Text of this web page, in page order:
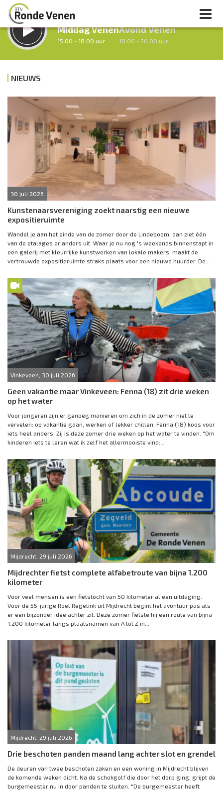
LUISTER LIVE:
Middag Venen
15.00 - 18.00 uur
Avond Venen
18.00 - 20.00 uur
Vorig uur Volgend uur
Inklappen
NIEUWS
30 juli 2026
Kunstenaarsvereniging zoekt naarstig een nieuwe
expositieruimte
Wandel je aan het einde van de zomer door de Lindeboom, dan ziet één
van de etalages er anders uit. Waar je nu nog 's weekends binnenstapt in
een galerij met kleurrijke kunstwerken van lokale makers, maakt de
vertrouwde expositieruimte straks plaats voor een nieuwe huurder. De...
Vinkeveen, 30 juli 2026
Geen vakantie maar Vinkeveen: Fenna (18) zit drie weken
op het water
Voor jongeren zijn er genoeg manieren om zich in de zomer niet te
vervelen: op vakantie gaan, werken of lekker chillen. Fenna (18) koos voor
iets heel anders. Zij is deze zomer drie weken op het water te vinden. "Om
kinderen iets te leren wat ik zelf het allermooiste vind:...
Mijdrecht, 29 juli 2026
Mijdrechter fietst complete alfabetroute van bijna 1.200
kilometer
Voor veel mensen is een fietstocht van 50 kilometer al een uitdaging.
Voor de 55-jarige Roel Regelink uit Mijdrecht begint het avontuur pas als
er een bijzonder idee achter zit. Deze zomer fietste hij een route van bijna
1.200 kilometer langs plaatsnamen van A tot Z in...
Mijdrecht, 29 juli 2026
Drie beschoten panden maand lang achter slot en grendel
De deuren van twee beschoten zaken en een woning in Mijdrecht blijven
de komende weken dicht. Na de schokgolf die door het dorp ging, grijpt de
burgemeester nu in door panden te sluiten. "De burgemeester heeft